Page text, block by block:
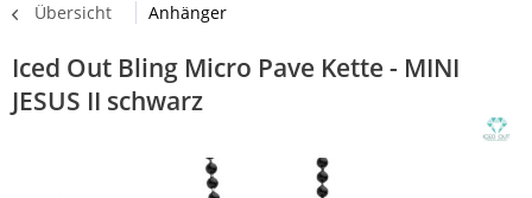
Übersicht Anhänger
Iced Out Bling Micro Pave Kette - MINI
JESUS II schwarz